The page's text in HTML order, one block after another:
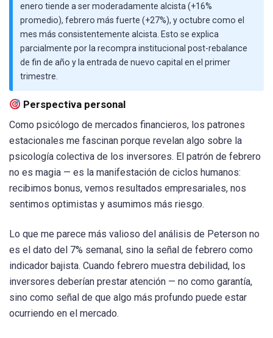
enero tiende a ser moderadamente alcista (+16%
promedio), febrero más fuerte (+27%), y octubre como el
mes más consistentemente alcista. Esto se explica
parcialmente por la recompra institucional post-rebalance
de fin de año y la entrada de nuevo capital en el primer
trimestre.
Perspectiva personal
Como psicólogo de mercados financieros, los patrones
estacionales me fascinan porque revelan algo sobre la
psicología colectiva de los inversores. El patrón de febrero
no es magia — es la manifestación de ciclos humanos:
recibimos bonus, vemos resultados empresariales, nos
sentimos optimistas y asumimos más riesgo.
Lo que me parece más valioso del análisis de Peterson no
es el dato del 7% semanal, sino la señal de febrero como
indicador bajista. Cuando febrero muestra debilidad, los
inversores deberían prestar atención — no como garantía,
sino como señal de que algo más profundo puede estar
ocurriendo en el mercado.